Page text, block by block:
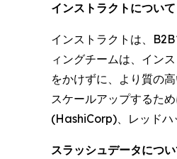
インストラクトについて
インストラクトは、
ィングチームは、イン
をかけずに、より質の
スケールアップするた
(HashiCorp)、レッドハ
スラッシュデータにつ